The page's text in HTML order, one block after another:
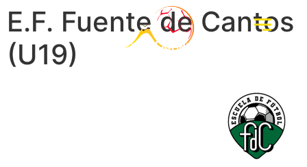
E.F. Fuente de Cantos
(U19)